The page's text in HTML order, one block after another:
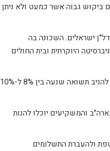
ביקוש גבוה אשר כמעט ולא ניתן
ישראלים. השכונה בה
היוקרתית ובית החולים
הבתים יימכרו למשקיעים ישראלים כאשר הם כבר מושכרים לשוכרים וצפויים להניב תשואה שנעה בין 8% ל-10%
והמשקיעים יוכלו להנות
ולהעברת התשלומים